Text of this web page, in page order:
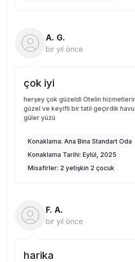
A. G.
bir yıl önce
çok iyi
herşey çok güzeldi Otelin
güzel ve keyifli bir tatil geçirdik
güler yüzü
Konaklama: Ana Bina Standart Oda
Konaklama Tarihi: Eylül, 2025
Misafirler: 2 yetişkin 2 çocuk
F. A.
bir yıl önce
harika